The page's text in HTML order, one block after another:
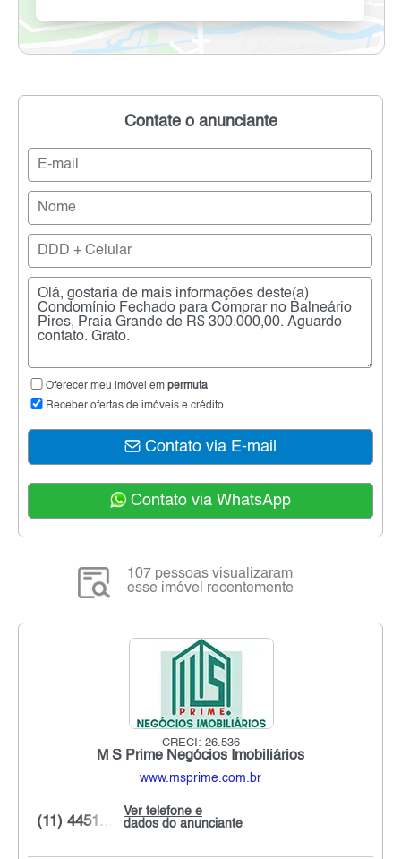
Contate o anunciante
Oferecer meu imóvel em permuta
Receber ofertas de imóveis e crédito
Contato via E-mail
Contato via WhatsApp
107 pessoas visualizaram
esse imóvel recentemente
CRECI: 26.536
M S Prime Negócios Imobiliários
www.msprime.com.br
Ver telefone e
dados do anunciante
(11) 4451...